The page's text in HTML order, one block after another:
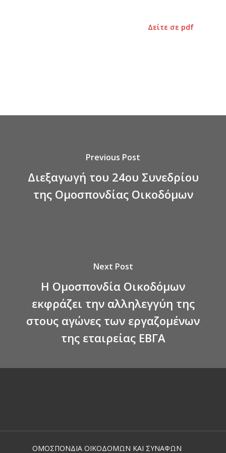
Δείτε σε pdf
Previous Post
Διεξαγωγή του 24ου Συνεδρίου
της Ομοσπονδίας Οικοδόμων
Next Post
Η Ομοσπονδία Οικοδόμων
εκφράζει την αλληλεγγύη της
στους αγώνες των εργαζομένων
της εταιρείας ΕΒΓΑ
ΟΜΟΣΠΟΝΔΙΑ ΟΙΚΟΔΟΜΩΝ ΚΑΙ ΣΥΝΑΦΩΝ